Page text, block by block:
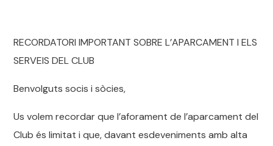
RECORDATORI IMPORTANT SOBRE L’APARCAMENT I ELS
SERVEIS DEL CLUB
Benvolguts socis i sòcies,
Us volem recordar que l’aforament de l’aparcament del
Club és limitat i que, davant esdeveniments amb alta